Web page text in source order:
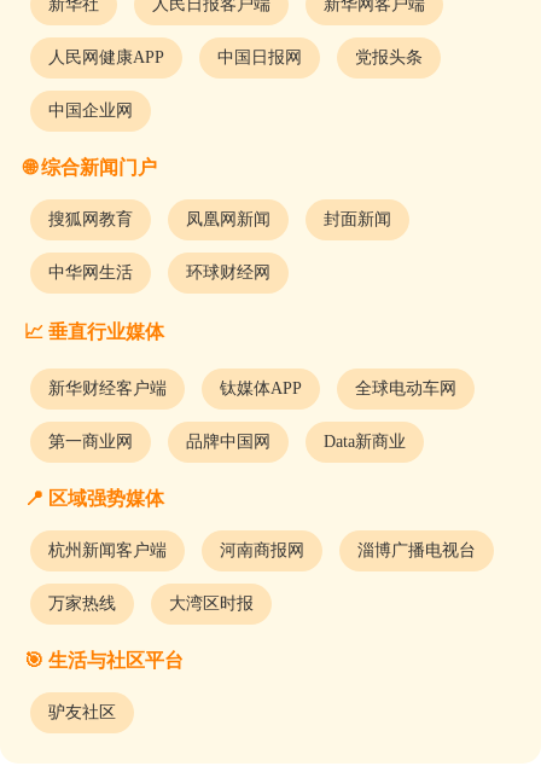
新华社 人民日报客户端 新华网客户端
人民网健康APP 中国日报网 党报头条
中国企业网
🌐 综合新闻门户
搜狐网教育 凤凰网新闻 封面新闻
中华网生活 环球财经网
📈 垂直行业媒体
新华财经客户端 钛媒体APP 全球电动车网
第一商业网 品牌中国网 Data新商业
📍 区域强势媒体
杭州新闻客户端 河南商报网 淄博广播电视台
万家热线 大湾区时报
🎯 生活与社区平台
驴友社区